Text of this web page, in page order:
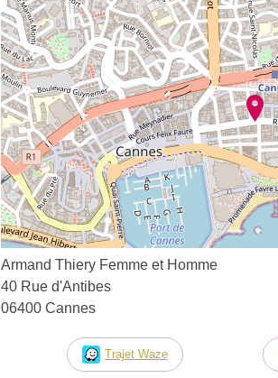
Armand Thiery Femme et Homme
40 Rue d'Antibes
06400 Cannes
Trajet Waze